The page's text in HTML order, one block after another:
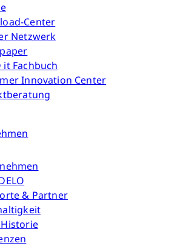
Center
Netzwerk
it Fachbuch
Innovation Center
& Partner
Historie